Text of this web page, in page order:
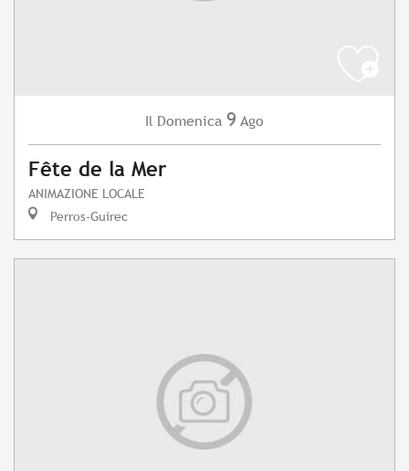
Il Domenica 9 Ago
Fête de la Mer
ANIMAZIONE LOCALE
Perros-Guirec